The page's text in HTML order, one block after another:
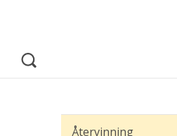
Återvinning